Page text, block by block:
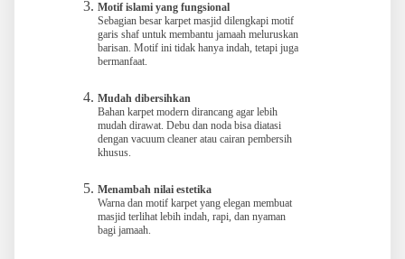
Motif islami yang fungsional
Sebagian besar karpet masjid dilengkapi motif
garis shaf untuk membantu jamaah meluruskan
barisan. Motif ini tidak hanya indah, tetapi juga
bermanfaat.
Mudah dibersihkan
Bahan karpet modern dirancang agar lebih
mudah dirawat. Debu dan noda bisa diatasi
dengan vacuum cleaner atau cairan pembersih
khusus.
Menambah nilai estetika
Warna dan motif karpet yang elegan membuat
masjid terlihat lebih indah, rapi, dan nyaman
bagi jamaah.